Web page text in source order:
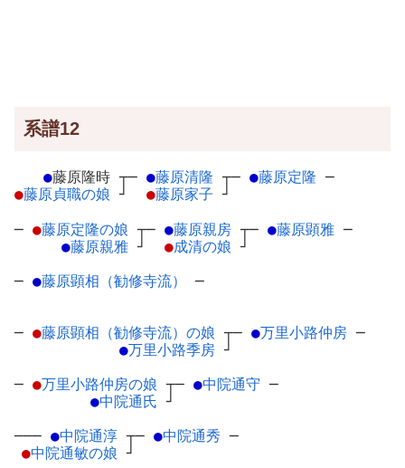
系譜12
●藤原隆時 ┬
●藤原貞職の娘 ┘
─ ●藤原清隆 ┬
●藤原家子 ┘
─ ●藤原定隆 ─
─ ●藤原定隆の娘 ┬
●藤原親雅 ┘
─ ●藤原親房 ┬
●成清の娘 ┘
─ ●藤原顕雅 ─
─ ●藤原顕相（勧修寺流） ─
─ ●藤原顕相（勧修寺流）の娘 ┬
●万里小路季房 ┘
─ ●万里小路仲房 ─
─ ●万里小路仲房の娘 ┬
●中院通氏 ┘
─ ●中院通守 ─
─── ●中院通淳 ┬
●中院通敏の娘 ┘
─ ●中院通秀 ─